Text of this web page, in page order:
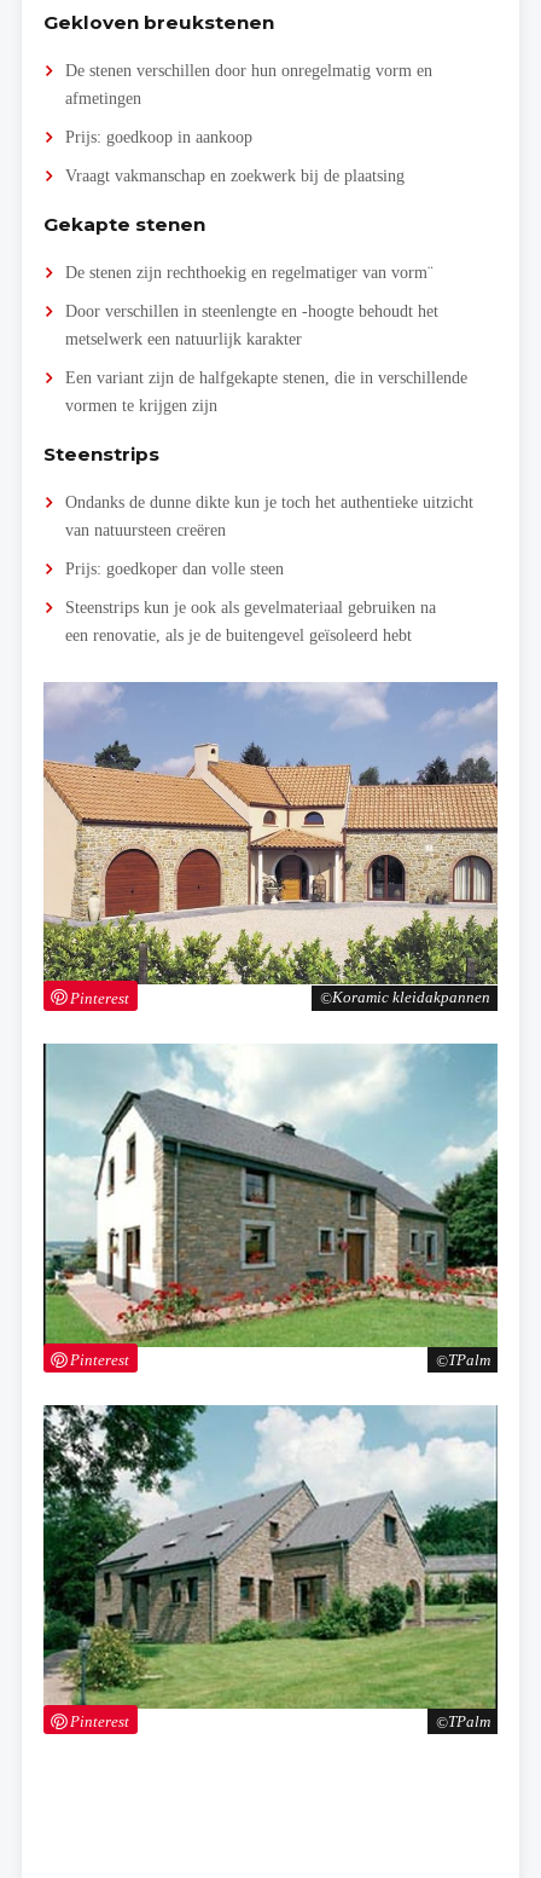
Koramic kleidakpannen
Pinterest
TPalm
Pinterest
TPalm
Pinterest
Gekloven breukstenen
De stenen verschillen door hun onregelmatig vorm en
afmetingen
Prijs: goedkoop in aankoop
Vraagt vakmanschap en zoekwerk bij de plaatsing
Gekapte stenen
De stenen zijn rechthoekig en regelmatiger van vorm¨
Door verschillen in steenlengte en -hoogte behoudt het
metselwerk een natuurlijk karakter
Een variant zijn de halfgekapte stenen, die in verschillende
vormen te krijgen zijn
Steenstrips
Ondanks de dunne dikte kun je toch het authentieke uitzicht
van natuursteen creëren
Prijs: goedkoper dan volle steen
Steenstrips kun je ook als gevelmateriaal gebruiken na
een renovatie, als je de buitengevel geïsoleerd hebt